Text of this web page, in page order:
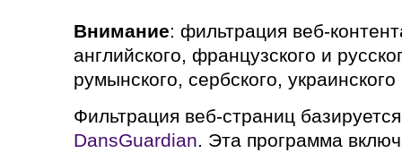
Внимание: фильтрация веб-
английского, французского и
румынского, сербского,
Фильтрация веб-страниц
DansGuardian. Эта программа